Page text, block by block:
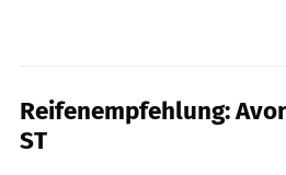
Reifenempfehlung:
ST